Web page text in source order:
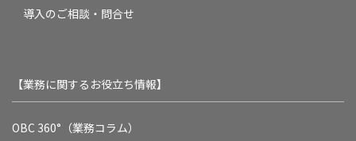
導入のご相談・問合せ
【業務に関するお役立ち情報】
OBC 360°（業務コラム）